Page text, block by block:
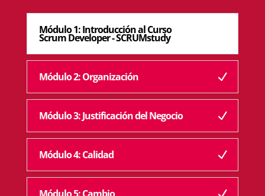
Módulo 1: Introducción al Curso
Scrum Developer - SCRUMstudy
Módulo 2: Organización
Módulo 3: Justificación del Negocio
Módulo 4: Calidad